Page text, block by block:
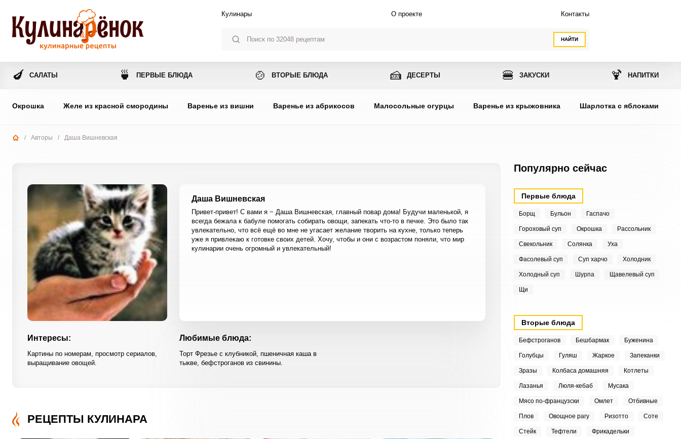
НАЙТИ
Кулинары О проекте Контакты
🍆 САЛАТЫ 🍵 ПЕРВЫЕ БЛЮДА 🍲 ВТОРЫЕ БЛЮДА 🍰 ДЕСЕРТЫ 🍔 ЗАКУСКИ 🍹 НАПИТКИ
Окрошка Желе из красной смородины Варенье из вишни Варенье из абрикосов Малосольные огурцы Варенье из крыжовника Шарлотка с яблоками
/ Авторы / Даша Вишневская
Даша Вишневская
Привет-привет! С вами я − Даша Вишневская, главный повар дома! Будучи маленькой, я
всегда бежала к бабуле помогать собирать овощи, запекать что-то в печке. Это было так
увлекательно, что всё ещё во мне не угасает желание творить на кухне, только теперь
уже я привлекаю к готовке своих детей. Хочу, чтобы и они с возрастом поняли, что мир
кулинарии очень огромный и увлекательный!
Интересы:
Картины по номерам, просмотр сериалов,
выращивание овощей.
Любимые блюда:
Торт Фрезье с клубникой, пшеничная каша в
тыкве, бефстроганов из свинины.
РЕЦЕПТЫ КУЛИНАРА
Популярно сейчас
Первые блюда
Борщ Бульон Гаспачо
Гороховый суп Окрошка Рассольник
Свекольник Солянка Уха
Фасолевый суп Суп харчо Холодник
Холодный суп Шурпа Щавелевый суп
Щи
Вторые блюда
Бефстроганов Бешбармак Буженина
Голубцы Гуляш Жаркое Запеканки
Зразы Колбаса домашняя Котлеты
Лазанья Люля-кебаб Мусака
Мясо по-французски Омлет Отбивные
Плов Овощное рагу Ризотто Соте
Стейк Тефтели Фрикадельки